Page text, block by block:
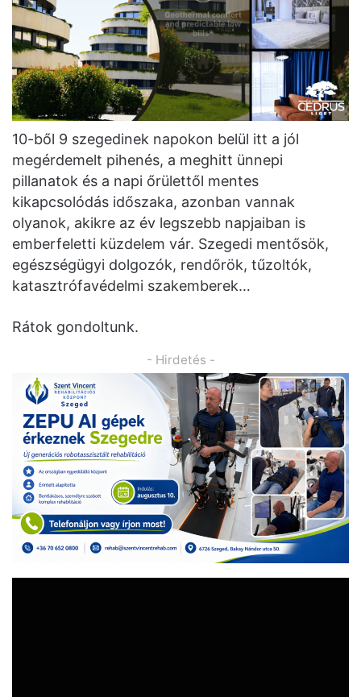
10-ből 9 szegedinek napokon belül itt a jól
megérdemelt pihenés, a meghitt ünnepi
pillanatok és a napi őrülettől mentes
kikapcsolódás időszaka, azonban vannak
olyanok, akikre az év legszebb napjaiban is
emberfeletti küzdelem vár. Szegedi mentősök,
egészségügyi dolgozók, rendőrök, tűzoltók,
katasztrófavédelmi szakemberek…
Rátok gondoltunk.
- Hirdetés -